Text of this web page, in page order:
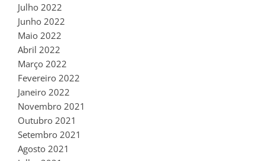
Julho 2022
Junho 2022
Maio 2022
Abril 2022
Março 2022
Fevereiro 2022
Janeiro 2022
Novembro 2021
Outubro 2021
Setembro 2021
Agosto 2021